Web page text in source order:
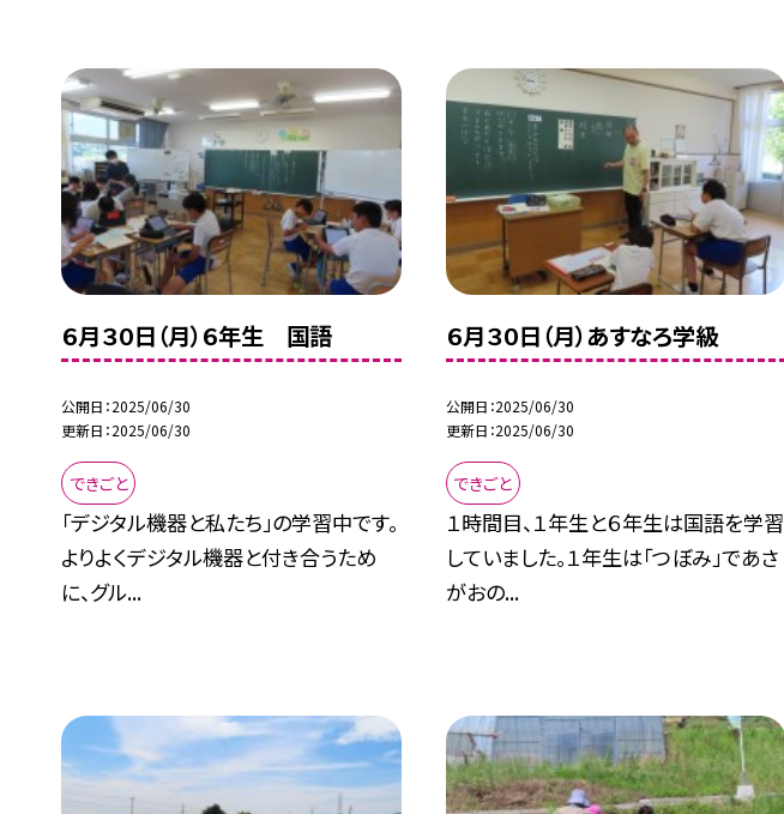
６月３０日（月）６年生 国語
公開日 2025/06/30
更新日 2025/06/30
できごと
「デジタル機器と私たち」の学習中です。
よりよくデジタル機器と付き合うため
に、グル...
６月３０日（月）あすなろ学級
公開日 2025/06/30
更新日 2025/06/30
できごと
１時間目、１年生と６年生は国語を学習
していました。１年生は「つぼみ」であさ
がおの...